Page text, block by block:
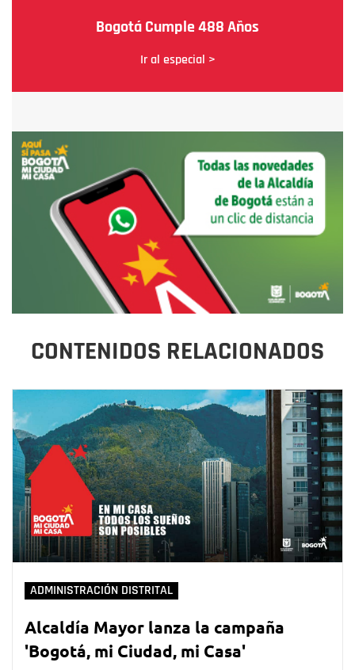
Bogotá Cumple 488 Años
Ir al especial >
CONTENIDOS RELACIONADOS
ADMINISTRACIÓN DISTRITAL
Alcaldía Mayor lanza la campaña
'Bogotá, mi Ciudad, mi Casa'